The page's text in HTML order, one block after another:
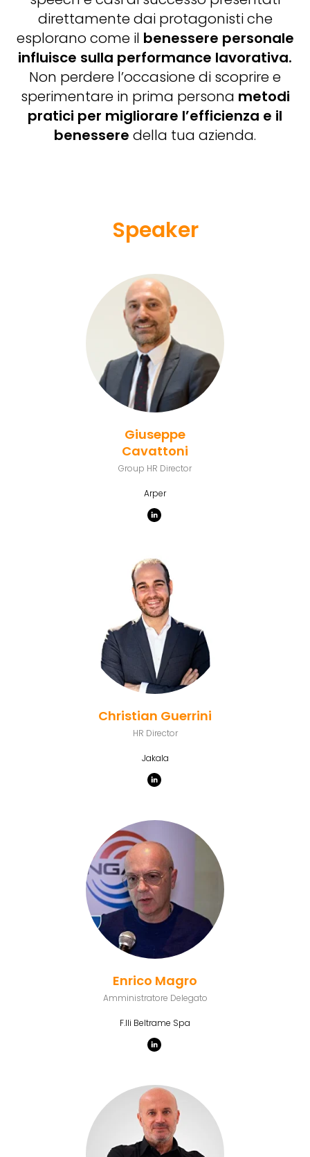
direttamente dai protagonisti che
esplorano come il benessere personale
influisce sulla performance lavorativa.
Non perdere l’occasione di scoprire e
sperimentare in prima persona metodi
pratici per migliorare l’efficienza e il
benessere della tua azienda.
Speaker
Giuseppe
Cavattoni
Group HR Director
Arper
Christian Guerrini
HR Director
Jakala
Enrico Magro
Amministratore Delegato
F.lli Beltrame Spa